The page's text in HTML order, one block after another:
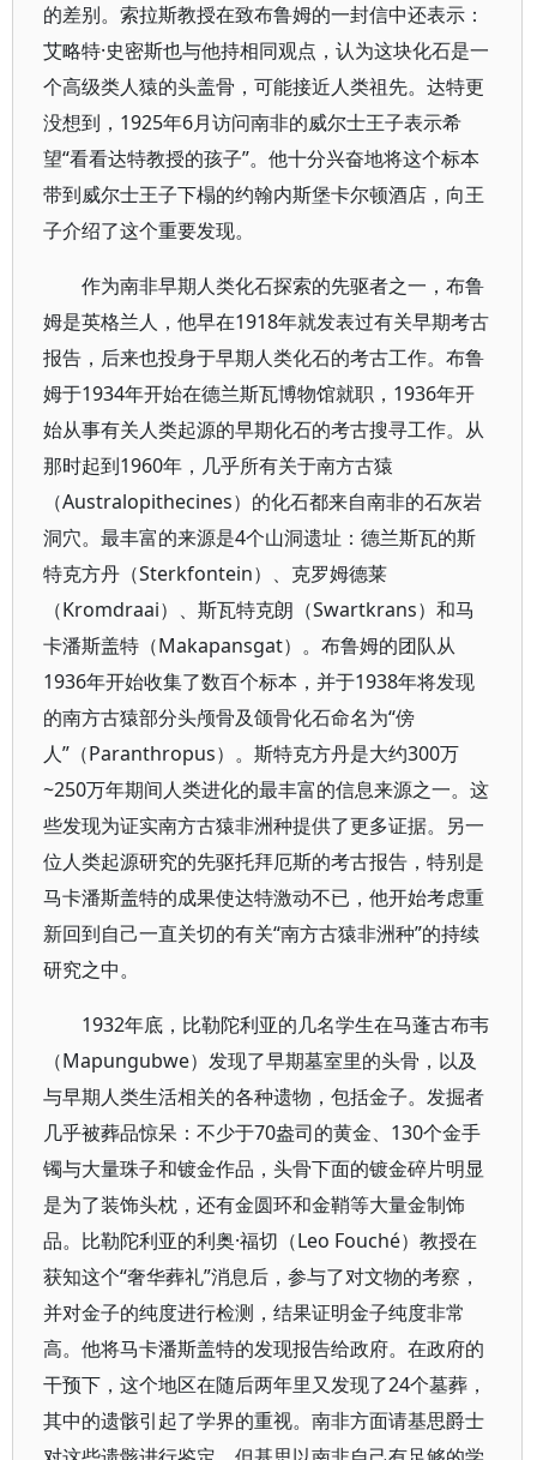
的差别。索拉斯教授在致布鲁姆的一封信中还表示：
艾略特·史密斯也与他持相同观点，认为这块化石是一
个高级类人猿的头盖骨，可能接近人类祖先。达特更
没想到，1925年6月访问南非的威尔士王子表示希
望“看看达特教授的孩子”。他十分兴奋地将这个标本
带到威尔士王子下榻的约翰内斯堡卡尔顿酒店，向王
子介绍了这个重要发现。
作为南非早期人类化石探索的先驱者之一，布鲁
姆是英格兰人，他早在1918年就发表过有关早期考古
报告，后来也投身于早期人类化石的考古工作。布鲁
姆于1934年开始在德兰斯瓦博物馆就职，1936年开
始从事有关人类起源的早期化石的考古搜寻工作。从
那时起到1960年，几乎所有关于南方古猿
（Australopithecines）的化石都来自南非的石灰岩
洞穴。最丰富的来源是4个山洞遗址：德兰斯瓦的斯
特克方丹（Sterkfontein）、克罗姆德莱
（Kromdraai）、斯瓦特克朗（Swartkrans）和马
卡潘斯盖特（Makapansgat）。布鲁姆的团队从
1936年开始收集了数百个标本，并于1938年将发现
的南方古猿部分头颅骨及颌骨化石命名为“傍
人”（Paranthropus）。斯特克方丹是大约300万
~250万年期间人类进化的最丰富的信息来源之一。这
些发现为证实南方古猿非洲种提供了更多证据。另一
位人类起源研究的先驱托拜厄斯的考古报告，特别是
马卡潘斯盖特的成果使达特激动不已，他开始考虑重
新回到自己一直关切的有关“南方古猿非洲种”的持续
研究之中。
1932年底，比勒陀利亚的几名学生在马蓬古布韦
（Mapungubwe）发现了早期墓室里的头骨，以及
与早期人类生活相关的各种遗物，包括金子。发掘者
几乎被葬品惊呆：不少于70盎司的黄金、130个金手
镯与大量珠子和镀金作品，头骨下面的镀金碎片明显
是为了装饰头枕，还有金圆环和金鞘等大量金制饰
品。比勒陀利亚的利奥·福切（Leo Fouché）教授在
获知这个“奢华葬礼”消息后，参与了对文物的考察，
并对金子的纯度进行检测，结果证明金子纯度非常
高。他将马卡潘斯盖特的发现报告给政府。在政府的
干预下，这个地区在随后两年里又发现了24个墓葬，
其中的遗骸引起了学界的重视。南非方面请基思爵士